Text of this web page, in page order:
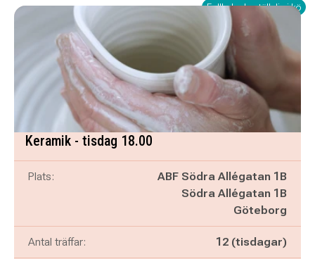
Fullbokad - ställ dig i kö
Keramik - tisdag 18.00
Plats:
ABF Södra Allégatan 1B
Södra Allégatan 1B
Göteborg
Antal träffar: 12 (tisdagar)